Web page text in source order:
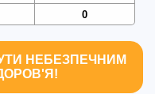
0
НЕБЕЗПЕЧНИМ